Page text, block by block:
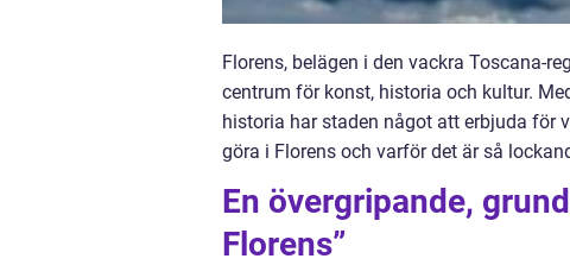
Florens, belägen i den vackra Toscana-
centrum för konst, historia och kultur.
historia har staden något att erbjuda för
göra i Florens och varför det är så
En övergripande,
Florens”